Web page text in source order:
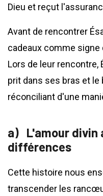
Dieu et reçut
Avant de rencontrer
cadeaux comme signe
Lors de leur rencontre,
prit dans ses bras et le
réconciliant d'une
L'amour divin
différences
Cette histoire nous
transcender les